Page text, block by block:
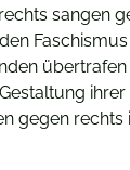
sangen
ihrer
gegen rechts